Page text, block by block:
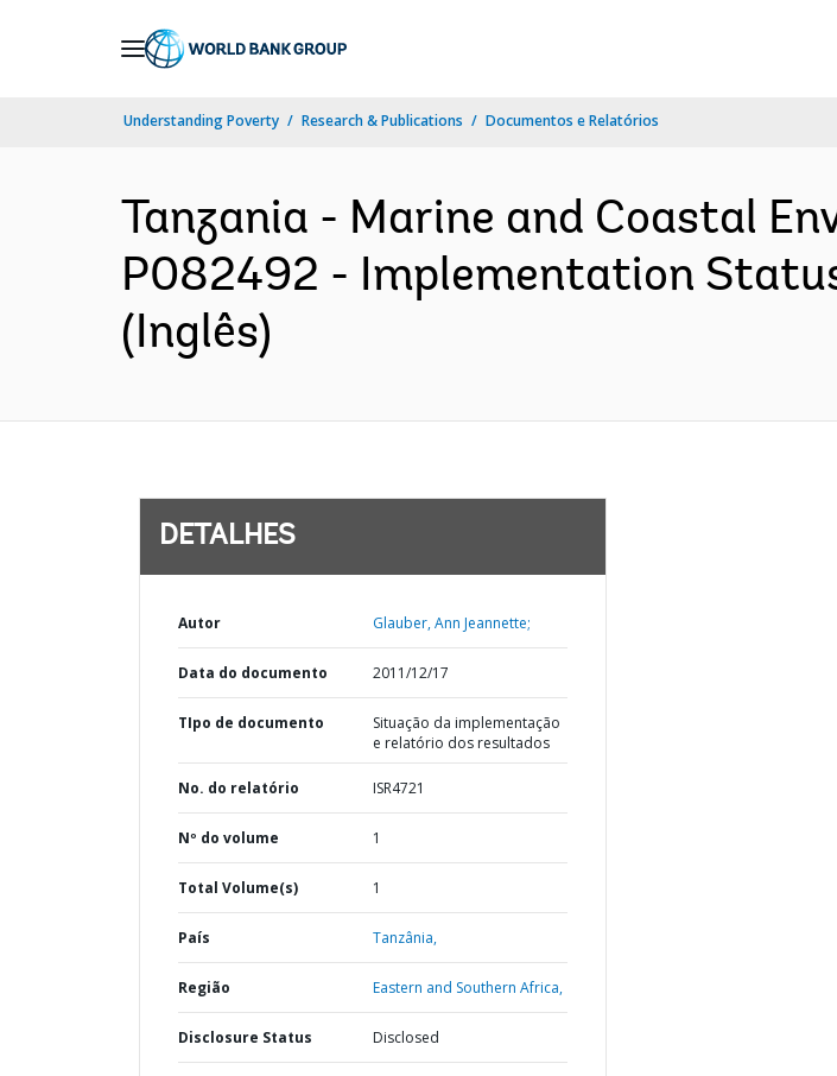
Understanding Poverty Research & Publications Documentos e Relatórios
Tanzania - Marine and Coastal
P082492 - Implementation
(Inglês)
DETALHES
Autor Glauber, Ann Jeannette;
Data do documento 2011/12/17
TIpo de documento
Situação da implementação
e relatório dos resultados
No. do relatório ISR4721
Nº do volume 1
Total Volume(s) 1
País Tanzânia,
Região Eastern and Southern Africa,
Disclosure Status Disclosed